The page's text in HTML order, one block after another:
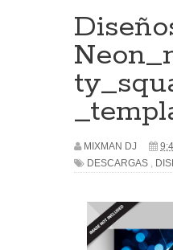
MIXMAN DJ
DESCARGAS ,